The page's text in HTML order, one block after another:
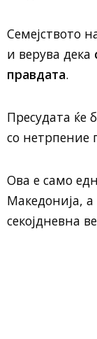
Семејството
и верува дека
правдата.
Пресудата ќе
со нетрпение
Ова е само
Македонија,
секојдневна